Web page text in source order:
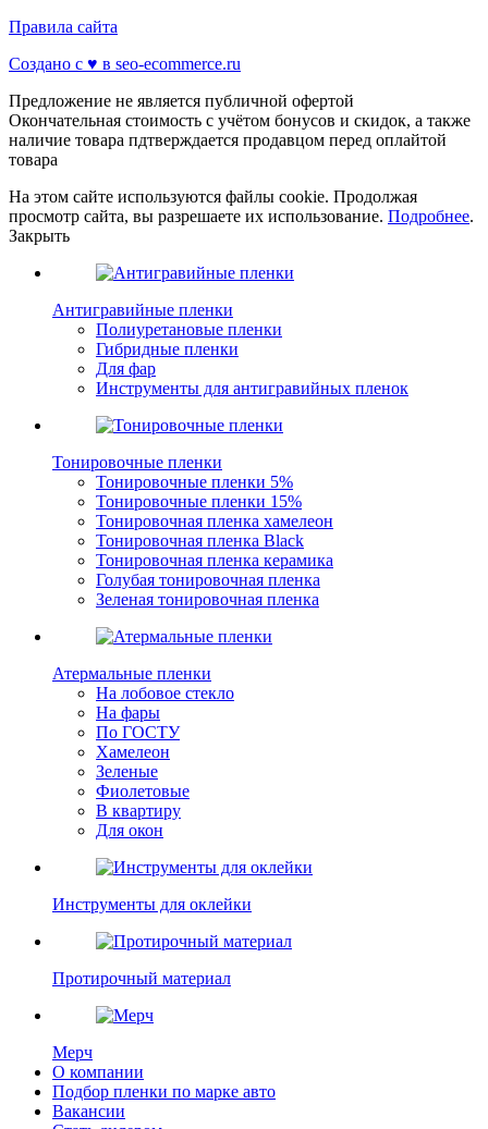
Правила сайта
Создано с ♥️ в seo-ecommerce.ru
Предложение не является публичной офертой
Окончательная стоимость с учётом бонусов и скидок, а также
наличие товара пдтверждается продавцом перед оплайтой
товара
На этом сайте используются файлы cookie. Продолжая
просмотр сайта, вы разрешаете их использование. Подробнее.
Закрыть
Антигравийные пленки
Полиуретановые пленки
Гибридные пленки
Для фар
Инструменты для антигравийных пленок
Тонировочные пленки
Тонировочные пленки 5%
Тонировочные пленки 15%
Тонировочная пленка хамелеон
Тонировочная пленка Black
Тонировочная пленка керамика
Голубая тонировочная пленка
Зеленая тонировочная пленка
Атермальные пленки
На лобовое стекло
На фары
По ГОСТУ
Хамелеон
Зеленые
Фиолетовые
В квартиру
Для окон
Инструменты для оклейки
Протирочный материал
Мерч
О компании
Подбор пленки по марке авто
Вакансии